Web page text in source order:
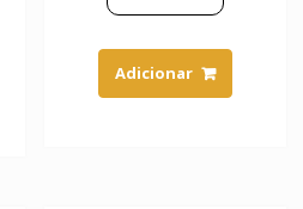
Adicionar